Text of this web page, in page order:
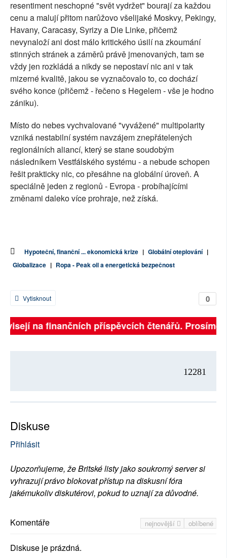
resentiment neschopné "svět vydržet" bourají za každou
cenu a malují přitom narůžovo všelijaké Moskvy, Pekingy,
Havany, Caracasy, Syrizy a Die Linke, přičemž
nevynaloží ani dost málo kritického úsilí na zkoumání
stinných stránek a záměrů právě jmenovaných, tam se
vždy jen rozkládá a nikdy se nepostaví nic ani v tak
mizerné kvalitě, jakou se vyznačovalo to, co dochází
svého konce (přičemž - řečeno s Hegelem - vše je hodno
zániku).
Místo do nebes vychvalované "vyvážené" multipolarity
vzniká nestabilní systém navzájem znepřátelených
regionálních aliancí, který se stane soudobým
následníkem Vestfálského systému - a nebude schopen
řešit prakticky nic, co přesáhne na globální úroveň. A
speciálně jeden z regionů - Evropa - probíhajícími
změnami daleko více prohraje, než získá.
Hypoteční, finanční ... ekonomická krize | Globální oteplování |
Globalizace | Ropa - Peak oil a energetická bezpečnost
0
Vytisknout
na finančních příspěvcích čtenářů. Prosíme,
12281
Diskuse
Přihlásit
Upozorňujeme, že Britské listy jako soukromý server si
vyhrazují právo blokovat přístup na diskusní fóra
jakémukoliv diskutérovi, pokud to uznají za důvodné.
nejnovější oblíbené
Komentáře
Diskuse je prázdná.